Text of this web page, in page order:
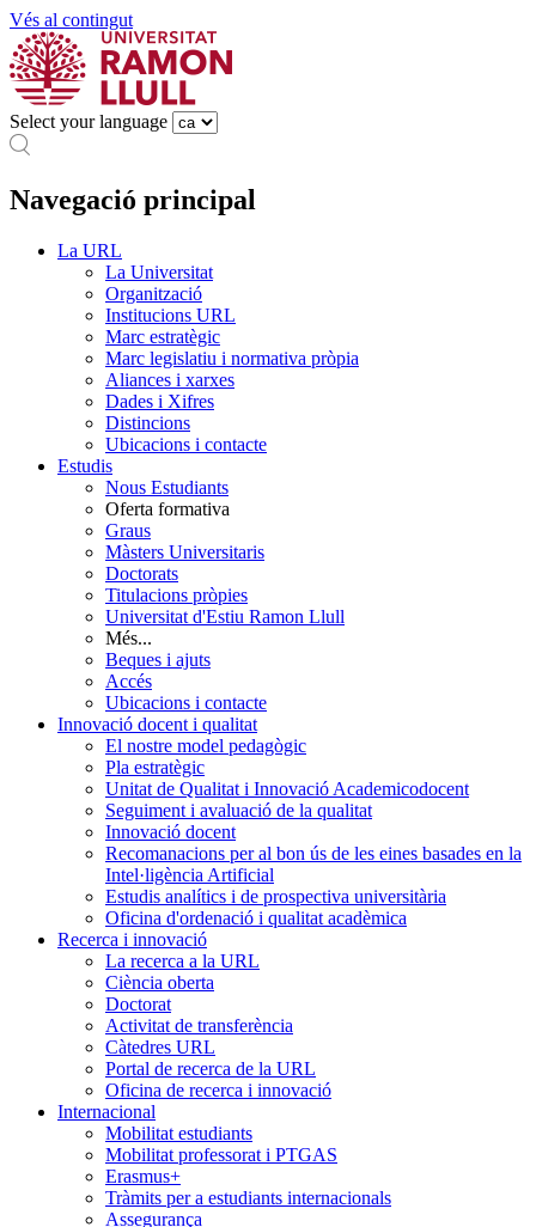
Vés al contingut
Select your language
Navegació principal
La URL
La Universitat
Organització
Institucions URL
Marc estratègic
Marc legislatiu i normativa pròpia
Aliances i xarxes
Dades i Xifres
Distincions
Ubicacions i contacte
Estudis
Nous Estudiants
Oferta formativa
Graus
Màsters Universitaris
Doctorats
Titulacions pròpies
Universitat d'Estiu Ramon Llull
Més...
Beques i ajuts
Accés
Ubicacions i contacte
Innovació docent i qualitat
El nostre model pedagògic
Pla estratègic
Unitat de Qualitat i Innovació Academicodocent
Seguiment i avaluació de la qualitat
Innovació docent
Recomanacions per al bon ús de les eines basades en la
Intel·ligència Artificial
Estudis analítics i de prospectiva universitària
Oficina d'ordenació i qualitat acadèmica
Recerca i innovació
La recerca a la URL
Ciència oberta
Doctorat
Activitat de transferència
Càtedres URL
Portal de recerca de la URL
Oficina de recerca i innovació
Internacional
Mobilitat estudiants
Mobilitat professorat i PTGAS
Erasmus+
Tràmits per a estudiants internacionals
Assegurança